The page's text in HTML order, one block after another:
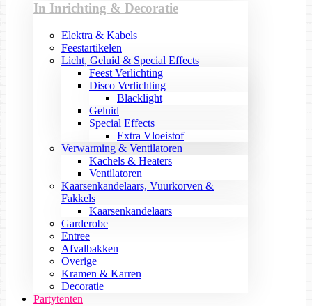
In Inrichting & Decoratie
Elektra & Kabels
Feestartikelen
Licht, Geluid & Special Effects
Feest Verlichting
Disco Verlichting
Blacklight
Geluid
Special Effects
Extra Vloeistof
Verwarming & Ventilatoren
Kachels & Heaters
Ventilatoren
Kaarsenkandelaars, Vuurkorven &
Fakkels
Kaarsenkandelaars
Garderobe
Entree
Afvalbakken
Overige
Kramen & Karren
Decoratie
Partytenten